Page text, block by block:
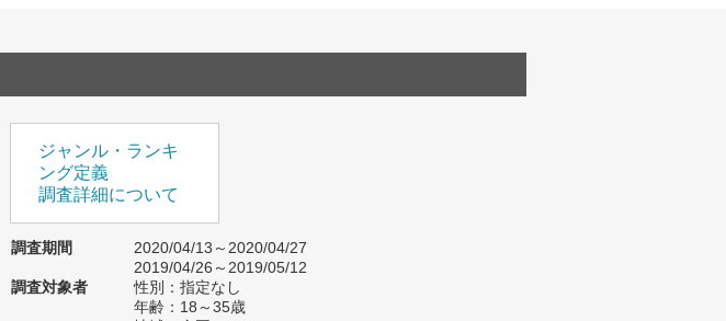
ジャンル・ランキ
ング定義
調査詳細について
調査期間
2020/04/13～2020/04/27
2019/04/26～2019/05/12
調査対象者
性別：指定なし
年齢：18～35歳